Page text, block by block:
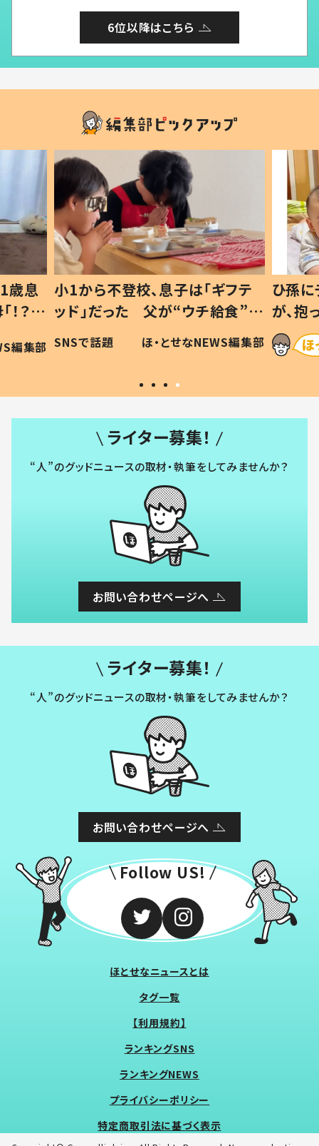
6位以降はこちら
歳息
？」
編集部
小1から不登校、息子は「ギフテ
ッド」だった 父が“ウチ給食”を
作り続ける理由とは #令和の親
#令和の子
SNSで話題 ほ・とせなNEWS編集部
ひ孫
が、
「涙が
い」
ライター募集！
“人”のグッドニュースの取材・執筆をしてみませんか？
お問い合わせページへ
ライター募集！
“人”のグッドニュースの取材・執筆をしてみませんか？
お問い合わせページへ
Follow US!
ほとせなニュースとは
タグ一覧
【利用規約】
ランキングSNS
ランキングNEWS
プライバシーポリシー
特定商取引法に基づく表示